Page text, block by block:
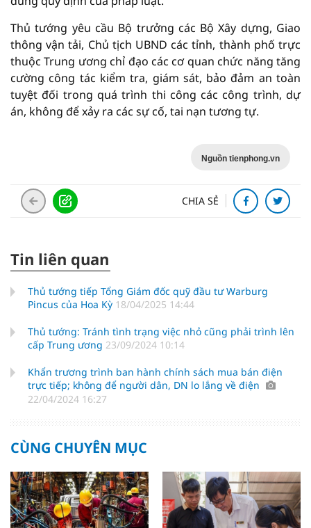
Thủ tướng yêu cầu Bộ trưởng các Bộ Xây dựng, Giao
thông vận tải, Chủ tịch UBND các tỉnh, thành phố trực
thuộc Trung ương chỉ đạo các cơ quan chức năng tăng
cường công tác kiểm tra, giám sát, bảo đảm an toàn
tuyệt đối trong quá trình thi công các công trình, dự
án, không để xảy ra các sự cố, tai nạn tương tự.
Nguồn tienphong.vn
CHIA SẺ
Tin liên quan
Thủ tướng tiếp Tổng Giám đốc quỹ đầu tư Warburg
Pincus của Hoa Kỳ 18/04/2025 14:44
Thủ tướng: Tránh tình trạng việc nhỏ cũng phải trình lên
cấp Trung ương 23/09/2024 10:14
Khẩn trương trình ban hành chính sách mua bán điện
trực tiếp; không để người dân, DN lo lắng về điện
22/04/2024 16:27
CÙNG CHUYÊN MỤC